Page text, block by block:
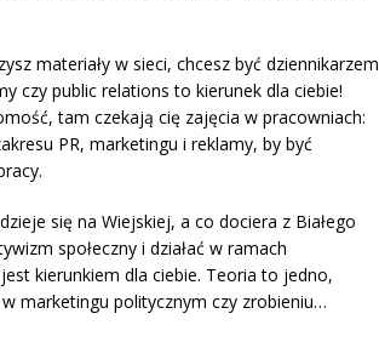
materiały w sieci, chcesz być dziennikarzem
czy public relations to kierunek dla ciebie!
tam czekają cię zajęcia w pracowniach:
PR, marketingu i reklamy, by być
się na Wiejskiej, a co dociera z Białego
społeczny i działać w ramach
kierunkiem dla ciebie. Teoria to jedno,
marketingu politycznym czy zrobieniu…